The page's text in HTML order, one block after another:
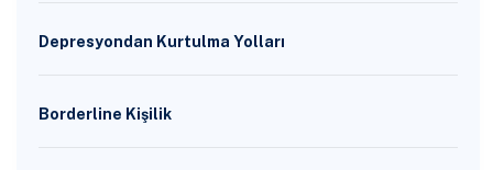
Depresyondan Kurtulma Yolları
Borderline Kişilik